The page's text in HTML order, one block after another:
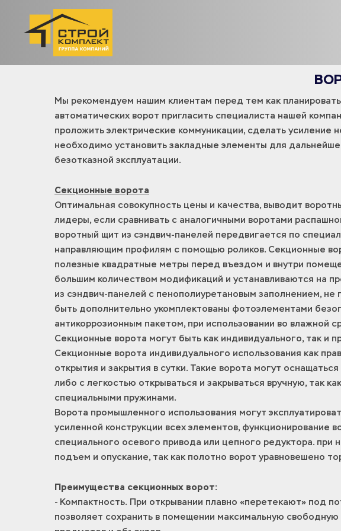
Мы рекомендуем нашим клиентам перед тем как
автоматических ворот пригласить специалиста нашей
проложить электрические коммуникации, сделать усиление
необходимо установить закладные элементы для
безотказной эксплуатации.
Секционные ворота
Оптимальная совокупность цены и качества, выводит
лидеры, если сравнивать с аналогичными воротами
воротный щит из сэндвич-панелей передвигается по
направляющим профилям с помощью роликов. Секционные
полезные квадратные метры перед въездом и внутри
большим количеством модификаций и устанавливаются на
из сэндвич-панелей с пенополиуретановым заполнением,
быть дополнительно укомплектованы фотоэлементами
антикоррозионным пакетом, при использовании во влажной
Секционные ворота могут быть как индивидуального, так и
Секционные ворота индивидуального использования как
открытия и закрытия в сутки. Такие ворота могут
либо с легкостью открываться и закрываться вручную, так
специальными пружинами.
Ворота промышленного использования могут
усиленной конструкции всех элементов, функционирование
специального осевого привода или цепного редуктора. при
подъем и опускание, так как полотно ворот уравновешено
Преимущества секционных ворот:
- Компактность. При открывании плавно «перетекают» под
позволяет сохранить в помещении максимальную